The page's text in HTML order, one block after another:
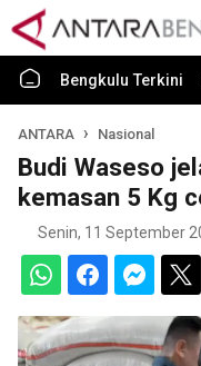
Bengkulu Terkini
ANTARA Nasional
Budi Waseso
kemasan 5 Kg
Senin, 11 September